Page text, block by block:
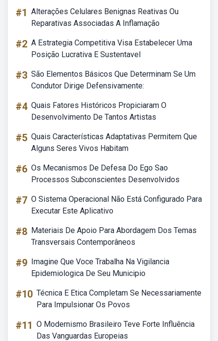
#1 Alterações Celulares Benignas Reativas Ou
Reparativas Associadas A Inflamação
#2 A Estrategia Competitiva Visa Estabelecer Uma
Posição Lucrativa E Sustentavel
#3 São Elementos Básicos Que Determinam Se Um
Condutor Dirige Defensivamente:
#4 Quais Fatores Históricos Propiciaram O
Desenvolvimento De Tantos Artistas
#5 Quais Características Adaptativas Permitem Que
Alguns Seres Vivos Habitam
#6 Os Mecanismos De Defesa Do Ego Sao
Processos Subconscientes Desenvolvidos
#7 O Sistema Operacional Não Está Configurado Para
Executar Este Aplicativo
#8 Materiais De Apoio Para Abordagem Dos Temas
Transversais Contemporâneos
#9 Imagine Que Voce Trabalha Na Vigilancia
Epidemiologica De Seu Municipio
#10 Técnica E Etica Completam Se Necessariamente
Para Impulsionar Os Povos
#11 O Modernismo Brasileiro Teve Forte Influência
Das Vanguardas Europeias